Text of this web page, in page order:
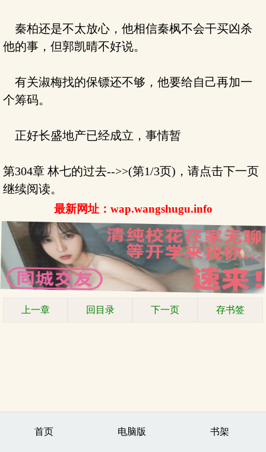
秦柏还是不太放心，他相信秦枫不会干买凶杀
他的事，但郭凯晴不好说。
有关淑梅找的保镖还不够，他要给自己再加一
个筹码。
正好长盛地产已经成立，事情暂
第304章 林七的过去-->>(第1/3页)，请点击下一页
继续阅读。
最新网址：wap.wangshugu.info
上一章 回目录 下一页 存书签
首页 电脑版 书架